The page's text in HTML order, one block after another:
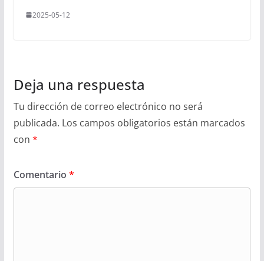
2025-05-12
Deja una respuesta
Tu dirección de correo electrónico no será
publicada. Los campos obligatorios están marcados
con *
Comentario *